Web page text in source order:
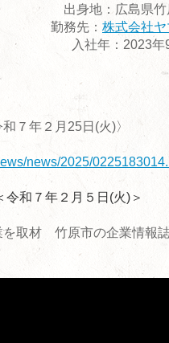
出身地：広島県
勤務先： 株式会社ヤ
入社年：2023年
７年２月25日(火)〉
news/2025/
和７年２月５日(火)＞
を取材 竹原市の企業情報